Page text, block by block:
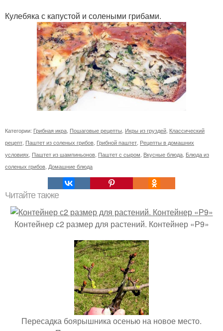
Кулебяка с капустой и солеными грибами.
Категории: Грибная икра Пошаговые рецепты Икры из груздей Классический
рецепт Паштет из соленых грибов Грибной паштет Рецепты в домашних
условиях Паштет из шампиньонов Паштет с сыром Вкусные блюда Блюда из
соленых грибов Домашние блюда
Читайте также
Контейнер с2 размер для растений. Контейнер «Р9»
Пересадка боярышника осенью на новое место.